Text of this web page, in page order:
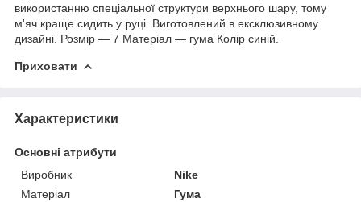
використанню спеціальної структури верхнього шару, тому
м'яч краще сидить у руці. Виготовлений в ексклюзивному
дизайні. Розмір — 7 Матеріал — гума Колір синій.
Приховати
Характеристики
Основні атрибути
Виробник
Nike
Матеріал
Гума